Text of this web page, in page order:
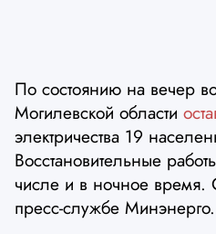
По состоянию на вечер
Могилевской области
электричества 19
Восстановительные
числе и в ночное
пресс-службе Минэнерго.